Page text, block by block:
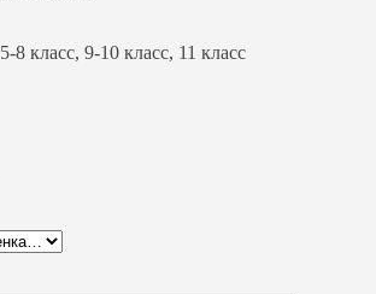
5-8 класс, 9-10 класс, 11 класс